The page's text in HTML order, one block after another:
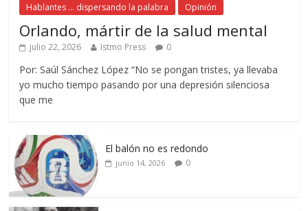
Hablantes ... dispersando la palabra Opinión
Orlando, mártir de la salud mental
julio 22, 2026 Istmo Press 0
Por: Saúl Sánchez López “No se pongan tristes, ya llevaba
yo mucho tiempo pasando por una depresión silenciosa
que me
El balón no es redondo
junio 14, 2026 0